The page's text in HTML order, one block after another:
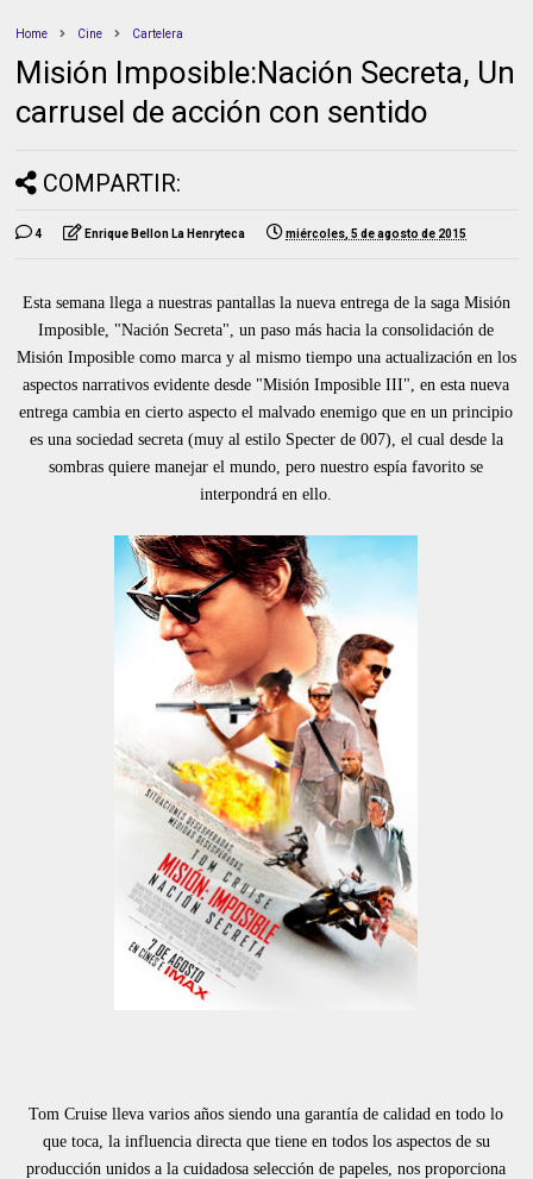
Home Cine Cartelera
Misión Imposible:Nación Secreta, Un
carrusel de acción con sentido
COMPARTIR:
4 Enrique Bellon La Henryteca miércoles, 5 de agosto de 2015
Esta semana llega a nuestras pantallas la nueva entrega de la saga Misión
Imposible, "Nación Secreta", un paso más hacia la consolidación de
Misión Imposible como marca y al mismo tiempo una actualización en los
aspectos narrativos evidente desde "Misión Imposible III", en esta nueva
entrega cambia en cierto aspecto el malvado enemigo que en un principio
es una sociedad secreta (muy al estilo Specter de 007), el cual desde la
sombras quiere manejar el mundo, pero nuestro espía favorito se
interpondrá en ello.
Tom Cruise lleva varios años siendo una garantía de calidad en todo lo
que toca, la influencia directa que tiene en todos los aspectos de su
producción unidos a la cuidadosa selección de papeles, nos proporciona